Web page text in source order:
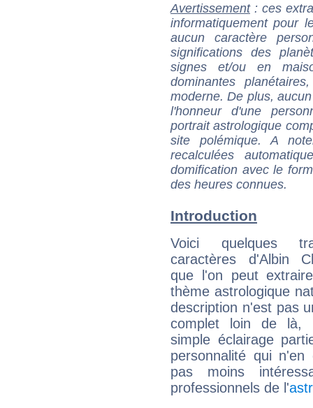
Avertissement: ces
informatiquement pour
aucun caractère
significations des
signes et/ou en
dominantes
moderne. De plus,
l'honneur d'une
portrait astrologique
site polémique. A
recalculées
domification avec le
des heures connues.
Introduction
Voici quelques
caractères d'Albin
que l'on peut
thème astrologique
description n'est pas
complet loin de là,
simple éclairage
personnalité qui n'en
pas moins
professionnels de l'